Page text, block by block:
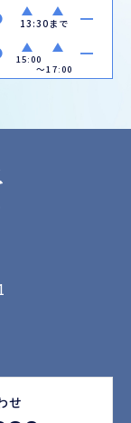
13:30まで ━
15:00
〜17:00
━
せ